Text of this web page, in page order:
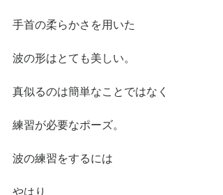
手首の柔らかさを用いた
波の形はとても美しい。
真似るのは簡単なことではなく
練習が必要なポーズ。
波の練習をするには
やはり